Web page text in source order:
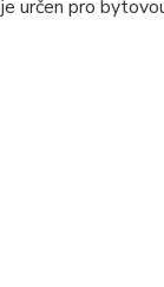
určen pro